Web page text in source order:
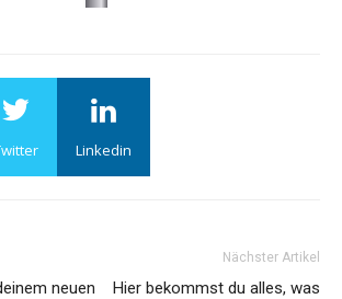
Linkedin
neuen
Nächster Artikel
Hier bekommst du alles, was